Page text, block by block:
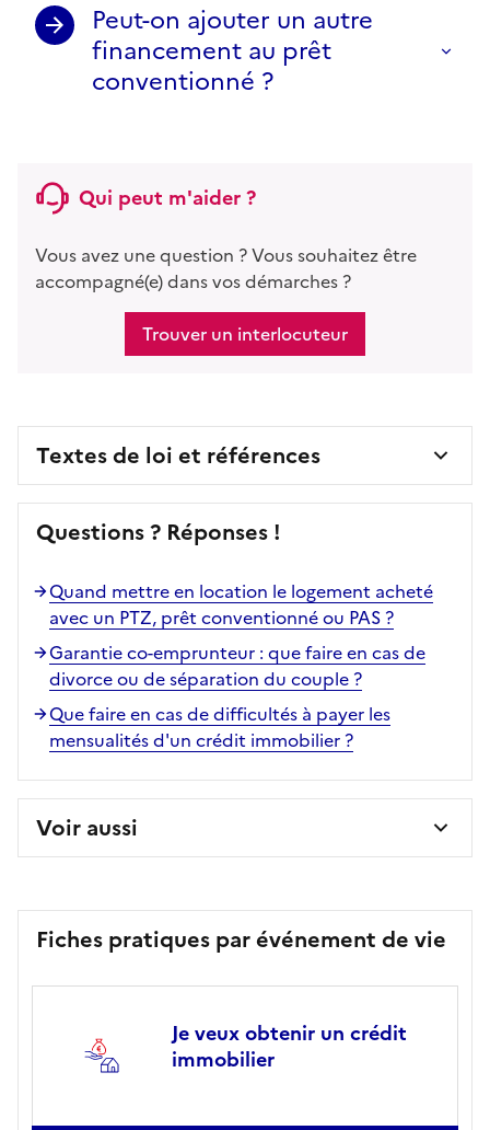
Peut-on ajouter un autre
financement au prêt
conventionné ?
Qui peut m'aider ?
Vous avez une question ? Vous souhaitez être
accompagné(e) dans vos démarches ?
Trouver un interlocuteur
Textes de loi et références
Questions ? Réponses !
Quand mettre en location le logement acheté
avec un PTZ, prêt conventionné ou PAS ?
Garantie co-emprunteur : que faire en cas de
divorce ou de séparation du couple ?
Que faire en cas de difficultés à payer les
mensualités d'un crédit immobilier ?
Voir aussi
Fiches pratiques par événement de vie
Je veux obtenir un crédit
immobilier